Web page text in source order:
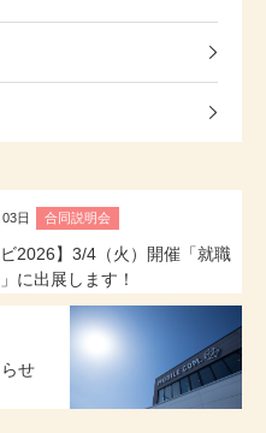
日 合同説明会
ビ2026】3/4（火）開催「就職
に出展します！
せ